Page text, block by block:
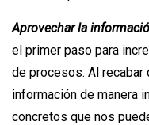
Aprovechar la
el primer paso para
de procesos. Al
información de manera
concretos que nos